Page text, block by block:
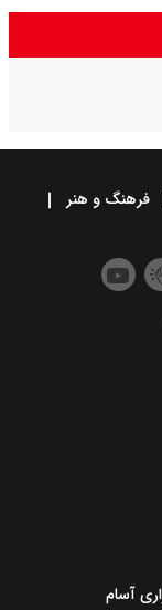
قیمت خودرو‌های سایپا امروز پنجشنبه ۱۵ مرداد ۱۴۰۵/ شاهین، کوییک و
فرهنگ و هنر
آسام